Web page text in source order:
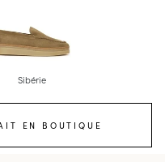
Sibérie
EN BOUTIQUE